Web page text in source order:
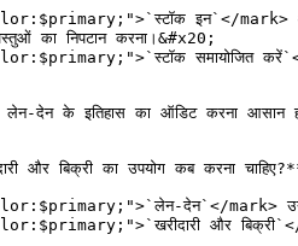
इन`</mark> और
का निपटान करना।&#x20;
समायोजित करें`</
देन के इतिहास का ऑडिट करना आसान
और बिक्री का उपयोग कब करना
देन`</mark> उन
और बिक्री`</